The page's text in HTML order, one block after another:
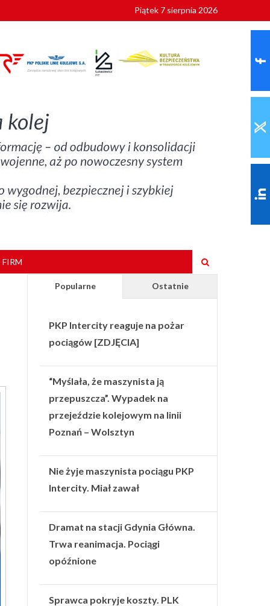
Piątek 7 sierpnia 2026
Popularne Ostatnie
PKP Intercity reaguje na pożar
pociągów [ZDJĘCIA]
“Myślała, że maszynista ją
przepuszcza”. Wypadek na
przejeździe kolejowym na linii
Poznań – Wolsztyn
Nie żyje maszynista pociągu PKP
Intercity. Miał zawał
Dramat na stacji Gdynia Główna.
Trwa reanimacja. Pociągi
opóźnione
Sprawca pokryje koszty. PLK